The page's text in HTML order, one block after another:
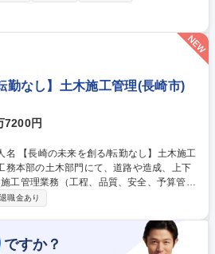
りません。 ■施主・協力業者と
算定・見積作成・工事工程表等の書類作成■
正対応■現場全体の工程管理・安全管理・
の工程調整やマネジメント ★若手社員の育
サンス社等の安定受注。5～20億円規模/1
組からの出向者もおり現場の人員カバーや
働きたい方歓迎
勤なし】土木施工管理(長崎市)
7200円
工管理業務（工程、品質、安全、予算管
ンフラを支え、街づくりに直接貢献できる
・予算管理 ■協力業者への的確な指示出し
進行状況の記録（写真撮影や書類作成な
退職金あり
ですか？